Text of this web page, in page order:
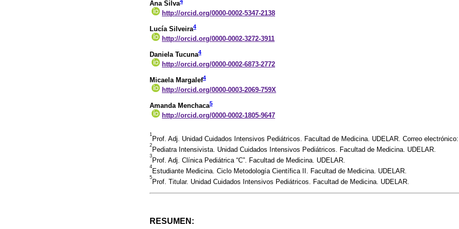
Ana Silva
http://orcid.org/0000-0002-5347-2138
Lucía Silveira4
http://orcid.org/0000-0002-3272-3911
Daniela Tucuna4
http://orcid.org/0000-0002-6873-2772
Micaela Margalef4
http://orcid.org/0000-0003-2069-759X
Amanda Menchaca5
http://orcid.org/0000-0002-1805-9647
1
Prof. Adj. Unidad Cuidados Intensivos Pediátricos. Facultad de Medicina. UDELAR. Correo
2
Pediatra Intensivista. Unidad Cuidados Intensivos Pediátricos. Facultad de Medicina. UDELAR.
3
Prof. Adj. Clínica Pediátrica “C”. Facultad de Medicina. UDELAR.
4
Estudiante Medicina. Ciclo Metodología Científica II. Facultad de Medicina. UDELAR.
5
Prof. Titular. Unidad Cuidados Intensivos Pediátricos. Facultad de Medicina. UDELAR.
RESUMEN: